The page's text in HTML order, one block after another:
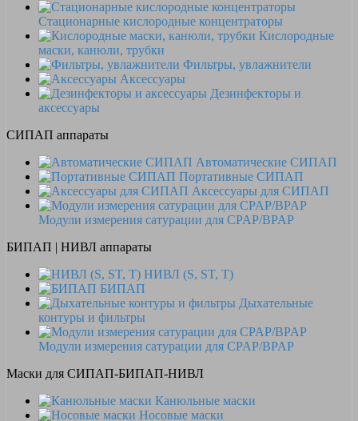
Стационарные кислородные концентраторы
Кислородные
маски, канюли, трубки
Фильтры, увлажнители
Аксессуары
Дезинфекторы и
аксессуары
СИПАП аппараты
Автоматические СИПАП
Портативные СИПАП
Аксессуары для СИПАП
Модули измерения сатурации для CPAP/BPAP
БИПАП | НИВЛ аппараты
НИВЛ (S, ST, T)
БИПАП
Дыхательные
контуры и фильтры
Модули измерения сатурации для CPAP/BPAP
Маски для СИПАП-БИПАП-НИВЛ
Канюльные маски
Носовые маски